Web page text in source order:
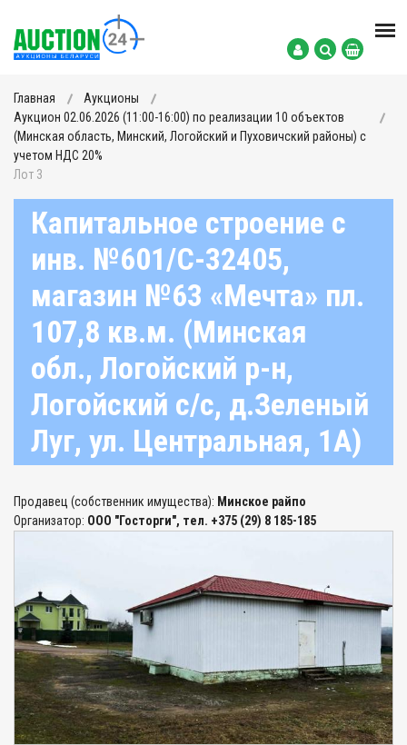
Главная
Аукционы
Аукцион 02.06.2026 (11:00-16:00) по реализации 10 объектов
(Минская область, Минский, Логойский и Пуховичский районы) с
учетом НДС 20%
Лот 3
Капитальное строение с
инв. №601/C-32405,
магазин №63 «Мечта» пл.
107,8 кв.м. (Минская
обл., Логойский р-н,
Логойский с/с, д.Зеленый
Луг, ул. Центральная, 1А)
Продавец (собственник имущества): Минское райпо
Организатор: ООО "Госторги", тел. +375 (29) 8 185-185